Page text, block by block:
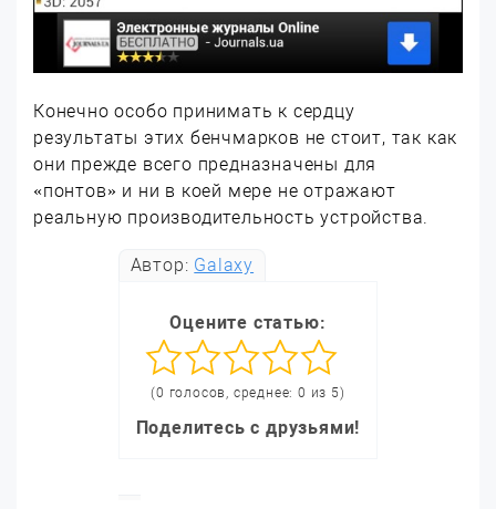
Конечно особо принимать к сердцу
результаты этих бенчмарков не стоит, так как
они прежде всего предназначены для
«понтов» и ни в коей мере не отражают
реальную производительность устройства.
Автор: Galaxy
Оцените статью:
(0 голосов, среднее: 0 из 5)
Поделитесь с друзьями!